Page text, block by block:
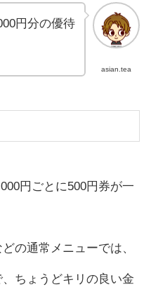
asian.tea
円分の優待
円ごとに500円券が一
の通常メニューでは、
ちょうどキリの良い金